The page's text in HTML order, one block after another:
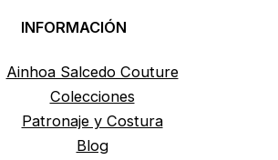
INFORMACIÓN
Ainhoa Salcedo Couture
Colecciones
Patronaje y Costura
Blog